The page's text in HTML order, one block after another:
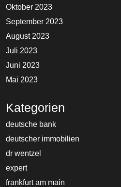
Oktober 2023
September 2023
August 2023
Juli 2023
Juni 2023
Mai 2023
Kategorien
deutsche bank
deutscher immobilien
dr wentzel
expert
frankfurt am main